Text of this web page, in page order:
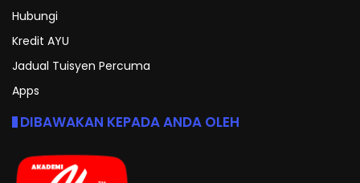
Hubungi
Kredit AYU
Jadual Tuisyen Percuma
Apps
DIBAWAKAN KEPADA ANDA OLEH